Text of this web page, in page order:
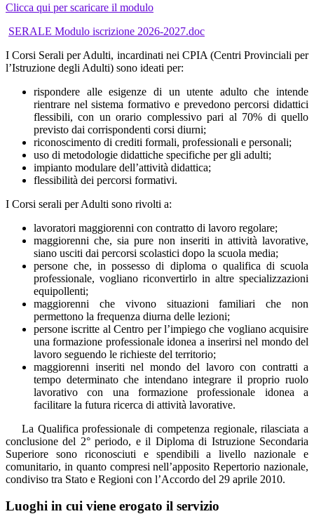
Clicca qui per scaricare il modulo
SERALE Modulo iscrizione 2026-2027.doc
I Corsi Serali per Adulti, incardinati nei CPIA (Centri Provinciali per
l’Istruzione degli Adulti) sono ideati per:
rispondere alle esigenze di un utente adulto che intende
rientrare nel sistema formativo e prevedono percorsi didattici
flessibili, con un orario complessivo pari al 70% di quello
previsto dai corrispondenti corsi diurni;
riconoscimento di crediti formali, professionali e personali;
uso di metodologie didattiche specifiche per gli adulti;
impianto modulare dell’attività didattica;
flessibilità dei percorsi formativi.
I Corsi serali per Adulti sono rivolti a:
lavoratori maggiorenni con contratto di lavoro regolare;
maggiorenni che, sia pure non inseriti in attività lavorative,
siano usciti dai percorsi scolastici dopo la scuola media;
persone che, in possesso di diploma o qualifica di scuola
professionale, vogliano riconvertirlo in altre specializzazioni
equipollenti;
maggiorenni che vivono situazioni familiari che non
permettono la frequenza diurna delle lezioni;
persone iscritte al Centro per l’impiego che vogliano acquisire
una formazione professionale idonea a inserirsi nel mondo del
lavoro seguendo le richieste del territorio;
maggiorenni inseriti nel mondo del lavoro con contratti a
tempo determinato che intendano integrare il proprio ruolo
lavorativo con una formazione professionale idonea a
facilitare la futura ricerca di attività lavorative.
La Qualifica professionale di competenza regionale, rilasciata a
conclusione del 2° periodo, e il Diploma di Istruzione Secondaria
Superiore sono riconosciuti e spendibili a livello nazionale e
comunitario, in quanto compresi nell’apposito Repertorio nazionale,
condiviso tra Stato e Regioni con l’Accordo del 29 aprile 2010.
Luoghi in cui viene erogato il servizio